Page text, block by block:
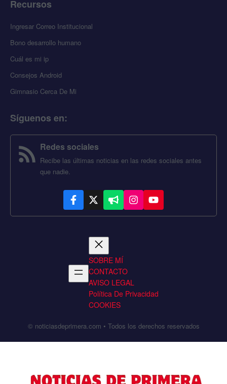
Recursos
Ingresar Correo Institucional
Bono desarrollo humano
Cuál es mi ip
Consejos Android
Gimnasio Cerca De Mi
Síguenos en:
Redes sociales
Recibe las últimas noticias en las redes sociales antes
que nadie.
SOBRE MÍ
CONTACTO
AVISO LEGAL
Política De Privacidad
COOKIES
© noticiasdeprimera.com • Todos los derechos reservados